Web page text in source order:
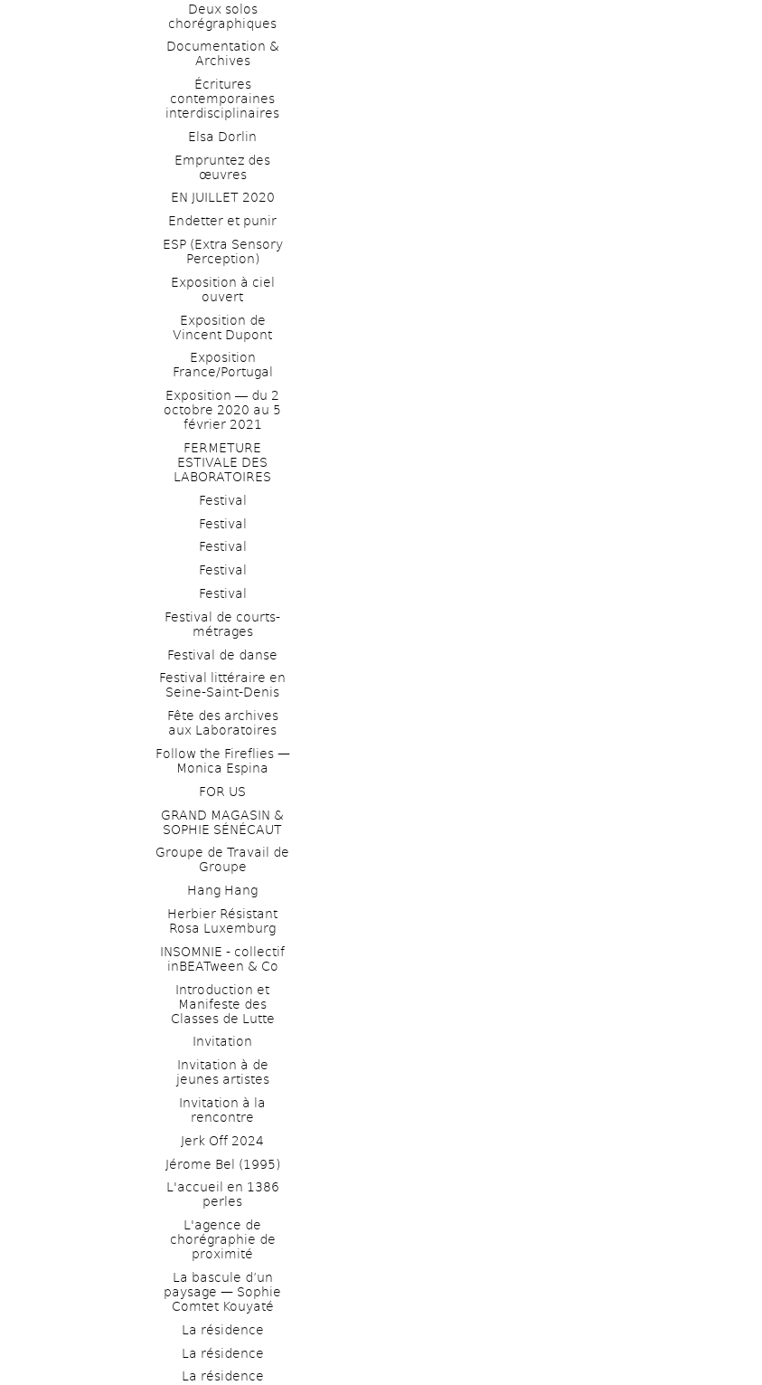
Deux solos
chorégraphiques
Documentation &
Archives
Écritures
contemporaines
interdisciplinaires
Elsa Dorlin
Empruntez des
œuvres
EN JUILLET 2020
Endetter et punir
ESP (Extra Sensory
Perception)
Exposition à ciel
ouvert
Exposition de
Vincent Dupont
Exposition
France/Portugal
Exposition ― du 2
octobre 2020 au 5
février 2021
FERMETURE
ESTIVALE DES
LABORATOIRES
Festival
Festival
Festival
Festival
Festival
Festival de courts-
métrages
Festival de danse
Festival littéraire en
Seine-Saint-Denis
Fête des archives
aux Laboratoires
Follow the Fireflies —
Monica Espina
FOR US
GRAND MAGASIN &
SOPHIE SÉNÉCAUT
Groupe de Travail de
Groupe
Hang Hang
Herbier Résistant
Rosa Luxemburg
INSOMNIE - collectif
inBEATween & Co
Introduction et
Manifeste des
Classes de Lutte
Invitation
Invitation à de
jeunes artistes
Invitation à la
rencontre
Jerk Off 2024
Jérome Bel (1995)
L'accueil en 1386
perles
L'agence de
chorégraphie de
proximité
La bascule d’un
paysage — Sophie
Comtet Kouyaté
La résidence
La résidence
La résidence